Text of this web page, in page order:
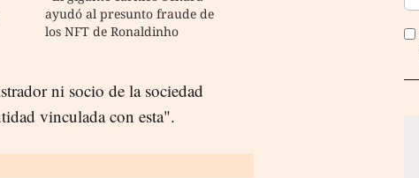
ayudó al presunto fraude de
los NFT de Ronaldinho
ni socio de la sociedad
vinculada con esta".